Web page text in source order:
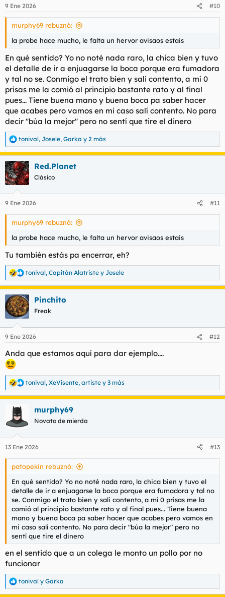
e
s
9 Ene 2026 #10
murphy69 rebuznó:
la probe hace mucho, le falta un hervor avisaos estais
En qué sentido? Yo no noté nada raro, la chica bien y tuvo
el detalle de ir a enjuagarse la boca porque era fumadora
y tal no se. Conmigo el trato bien y sali contento, a mí 0
prisas me la comió al principio bastante rato y al final
pues... Tiene buena mano y buena boca pa saber hacer
que acabes pero vamos en mi caso salí contento. No para
decir "búa la mejor" pero no sentí que tire el dinero
R
e
a
c
c
i
e
s
tonival, Josele, Garka y 2 más
Red.Planet
Clásico
9 Ene 2026 #11
murphy69 rebuznó:
la probe hace mucho, le falta un hervor avisaos estais
Tu también estás pa encerrar, eh?
R
e
a
c
c
i
e
:
tonival, Capitán Alatriste y Josele
Pinchito
Freak
9 Ene 2026 #12
Anda que estamos aquí para dar ejemplo....
R
e
c
i
e
s
tonival, XeVisente, artiste y 3 más
murphy69
Novato de mierda
13 Ene 2026 #13
patopekin rebuznó:
En qué sentido? Yo no noté nada raro, la chica bien y tuvo el
detalle de ir a enjuagarse la boca porque era fumadora y tal no
se. Conmigo el trato bien y sali contento, a mí 0 prisas me la
comió al principio bastante rato y al final pues... Tiene buena
mano y buena boca pa saber hacer que acabes pero vamos en
mi caso salí contento. No para decir "búa la mejor" pero no
sentí que tire el dinero
en el sentido que a un colega le monto un pollo por no
funcionar
R
e
tonival y Garka